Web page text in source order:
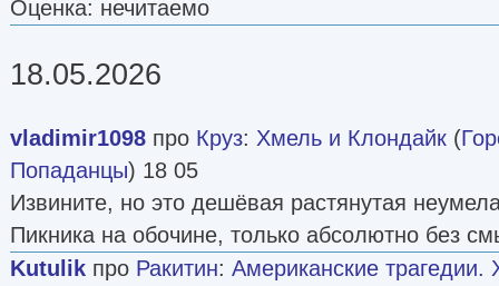
Оценка: нечитаемо
18.05.2026
vladimir1098 про Круз: Хмель и Клондайк (
Попаданцы) 18 05
Извините, но это дешёвая растянутая
Пикника на обочине, только абсолютно без
Kutulik про Ракитин: Американские трагедии.